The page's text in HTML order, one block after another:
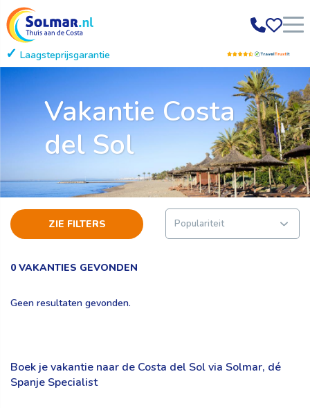
Laagsteprijsgarantie Gratis annuleren
Vakantie Costa
del Sol
ZIE FILTERS
0 VAKANTIES GEVONDEN
Geen resultaten gevonden.
Boek je vakantie naar de Costa del Sol via Solmar, dé
Spanje Specialist